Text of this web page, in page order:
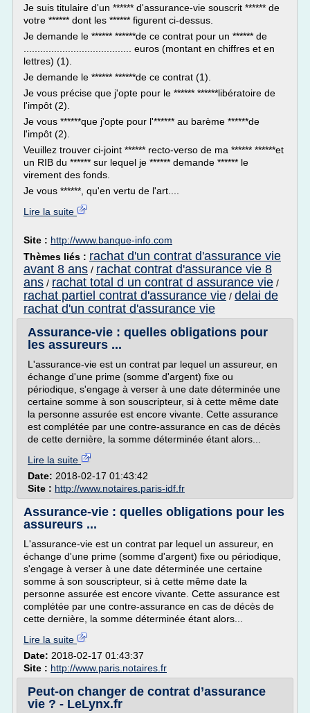
Je suis titulaire d'un ****** d'assurance-vie souscrit ****** de
votre ****** dont les ****** figurent ci-dessus.
Je demande le ****** ******de ce contrat pour un ****** de
....................................... euros (montant en chiffres et en
lettres) (1).
Je demande le ****** ******de ce contrat (1).
Je vous précise que j'opte pour le ****** ******libératoire de
l'impôt (2).
Je vous ******que j'opte pour l'****** au barème ******de
l'impôt (2).
Veuillez trouver ci-joint ****** recto-verso de ma ****** ******et
un RIB du ****** sur lequel je ****** demande ****** le
virement des fonds.
Je vous ******, qu'en vertu de l'art....
Lire la suite
Site : http://www.banque-info.com
Thèmes liés : rachat d'un contrat d'assurance vie
avant 8 ans / rachat contrat d'assurance vie 8
ans / rachat total d un contrat d assurance vie /
rachat partiel contrat d'assurance vie / delai de
rachat d'un contrat d'assurance vie
Assurance-vie : quelles obligations pour
les assureurs ...
L'assurance-vie est un contrat par lequel un assureur, en
échange d'une prime (somme d'argent) fixe ou
périodique, s'engage à verser à une date déterminée une
certaine somme à son souscripteur, si à cette même date
la personne assurée est encore vivante. Cette assurance
est complétée par une contre-assurance en cas de décès
de cette dernière, la somme déterminée étant alors...
Lire la suite
Date: 2018-02-17 01:43:42
Site : http://www.notaires.paris-idf.fr
Assurance-vie : quelles obligations pour les
assureurs ...
L'assurance-vie est un contrat par lequel un assureur, en
échange d'une prime (somme d'argent) fixe ou périodique,
s'engage à verser à une date déterminée une certaine
somme à son souscripteur, si à cette même date la
personne assurée est encore vivante. Cette assurance est
complétée par une contre-assurance en cas de décès de
cette dernière, la somme déterminée étant alors...
Lire la suite
Date: 2018-02-17 01:43:37
Site : http://www.paris.notaires.fr
Peut-on changer de contrat d’assurance
vie ? - LeLynx.fr